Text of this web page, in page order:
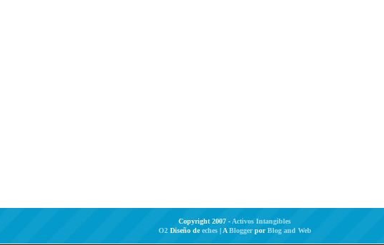
Copyright 2007 - Activos Intangibles
O2Diseño deeches| ABloggerporBlog and Web